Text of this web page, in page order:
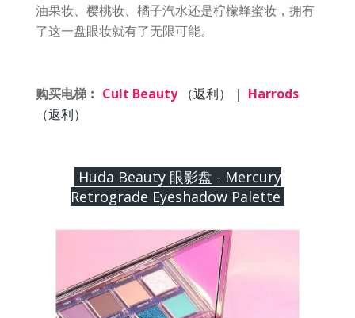
油果妆、樱桃妆、橘子汽水还是柠檬蜂蜜妆，拥有
了这一盘眼妆就有了无限可能。
购买电梯︰ Cult Beauty （返利） | Harrods
（返利）
Huda Beauty 眼影盘 - Mercury
Retrograde Eyeshadow Palette